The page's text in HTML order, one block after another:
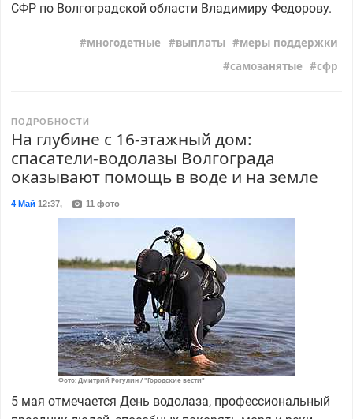
СФР по Волгоградской области Владимиру Федорову.
многодетные выплаты
меры поддержки
самозанятые
сфр
ПОДРОБНОСТИ
На глубине с 16-этажный дом:
спасатели-водолазы Волгограда
оказывают помощь в воде и на земле
4 Май 12:37, 11 фото
Фото: Дмитрий Рогулин / "Городские вести"
5 мая отмечается День водолаза, профессиональный